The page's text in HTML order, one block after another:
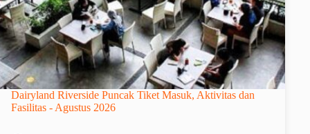
Dairyland Riverside Puncak Tiket Masuk, Aktivitas dan
Fasilitas - Agustus 2026